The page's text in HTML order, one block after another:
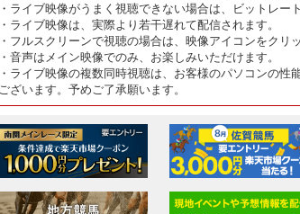
・ライブ映像がうまく視聴できない場合は、ビットレー
・ライブ映像は、実際より若干遅れて配信されます。
・フルスクリーンで視聴の場合は、映像アイコンをクリ
・音声はメイン映像でのみ、お楽しみいただけます。
・ライブ映像の複数同時視聴は、お客様のパソコンの
ございます。予めご了承願います。